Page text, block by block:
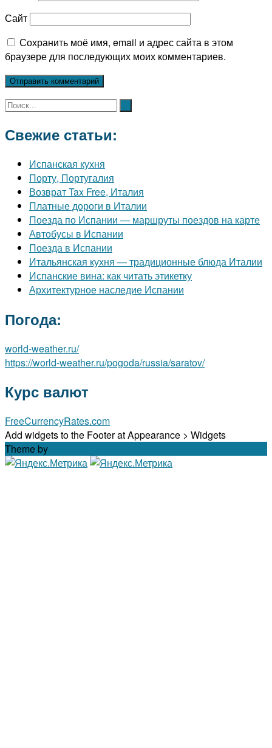
Сайт
Сохранить моё имя, email и адрес сайта в этом
браузере для последующих моих комментариев.
Свежие статьи:
Испанская кухня
Порту, Португалия
Возврат Tax Free, Италия
Платные дороги в Италии
Поезда по Испании — маршруты поездов на карте
Автобусы в Испании
Поезда в Испании
Итальянская кухня — традиционные блюда Италии
Испанские вина: как читать этикетку
Архитектурное наследие Испании
Погода:
world-weather.ru/
https://world-weather.ru/pogoda/russia/saratov/
Курс валют
FreeCurrencyRates.com
Add widgets to the Footer at Appearance > Widgets
Theme by